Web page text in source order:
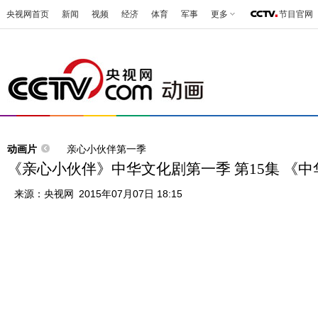
央视网首页 新闻 视频 经济 体育 军事 更多 节目官网
动画片 亲心小伙伴第一季
《亲心小伙伴》中华文化剧第一季 第15集 《
来源： 央视网 2015年07月07日 18:15